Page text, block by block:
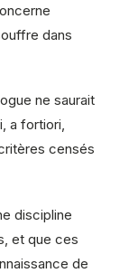
dans
ne saurait
a fortiori,
censés
discipline
et que ces
de